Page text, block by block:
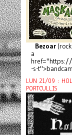
Bezoar(rock
a
href="https://
-s-
LUN 21/09 :
PORTCULLIS